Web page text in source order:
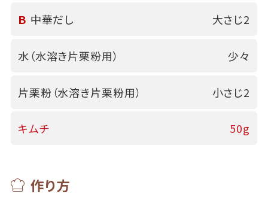
Ｂ 中華だし 大さじ2
水（水溶き片栗粉用） 少々
片栗粉（水溶き片栗粉用） 小さじ2
キムチ 50g
作り方